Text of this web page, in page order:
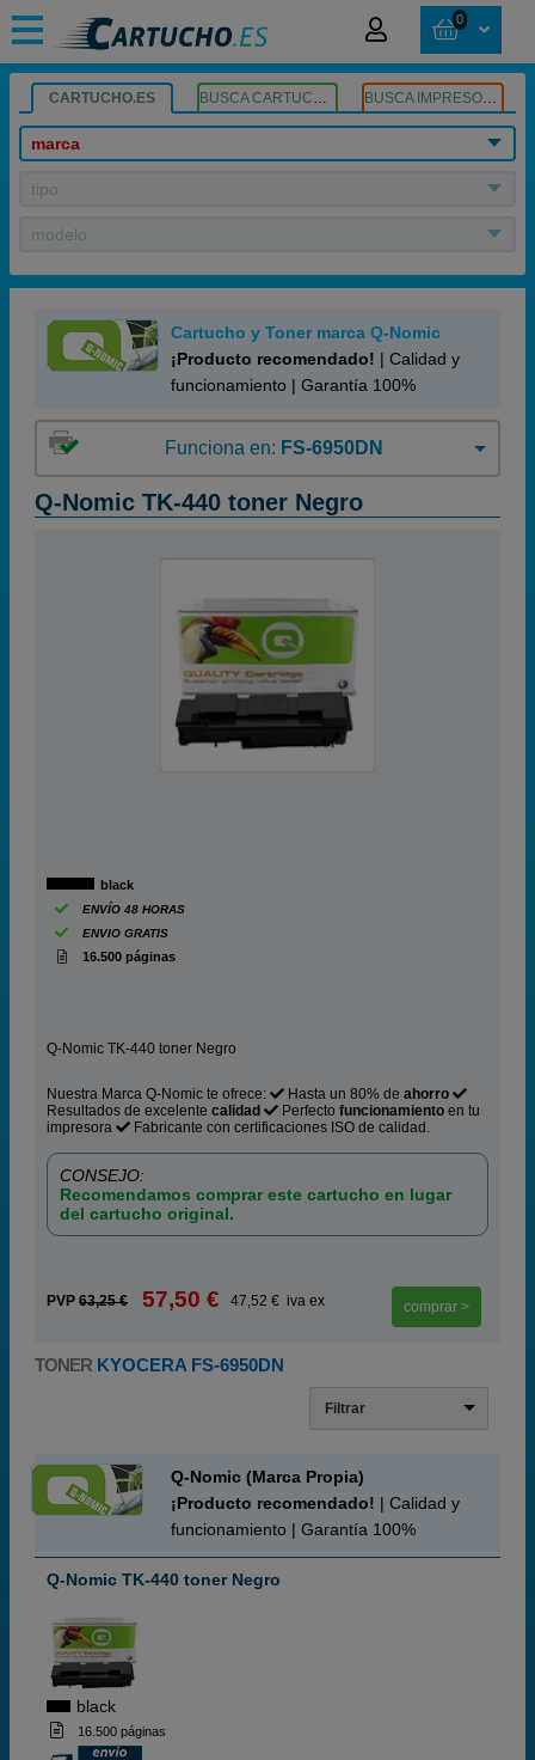
0
CARTUCHO.ES BUSCA CARTUCHOS BUSCA IMPRESORA
marca
tipo
modelo
Cartucho y Toner marca Q-Nomic
¡Producto recomendado! | Calidad y
funcionamiento | Garantía 100%
Funciona en: FS-6950DN
Q-Nomic TK-440 toner Negro
black
ENVÍO 48 HORAS
ENVIO GRATIS
16.500 páginas
Q-Nomic TK-440 toner Negro
Nuestra Marca Q-Nomic te ofrece: Hasta un 80% de ahorro
Resultados de excelente calidad Perfecto funcionamiento en tu
impresora
Fabricante con certificaciones ISO de calidad.
CONSEJO:
Recomendamos comprar este cartucho en lugar
del cartucho original.
PVP 63,25 € 57,50 € 47,52 € iva ex comprar >
TONER KYOCERA FS-6950DN
Filtrar
Q-Nomic (Marca Propia)
¡Producto recomendado! | Calidad y
funcionamiento | Garantía 100%
Q-Nomic TK-440 toner Negro
black
16.500 páginas